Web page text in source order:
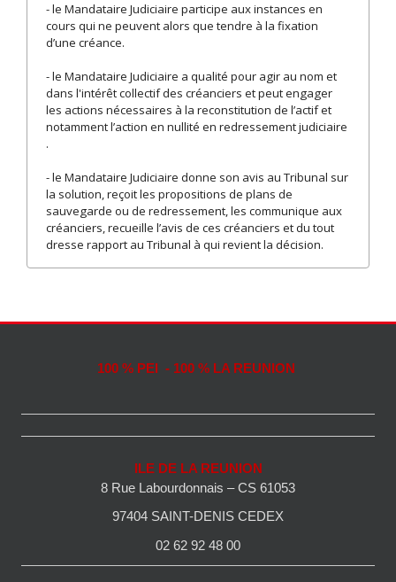
- le Mandataire Judiciaire participe aux instances en
cours qui ne peuvent alors que tendre à la fixation
d’une créance.
- le Mandataire Judiciaire a qualité pour agir au nom et
dans l'intérêt collectif des créanciers et peut engager
les actions nécessaires à la reconstitution de l’actif et
notamment l’action en nullité en redressement judiciaire
.
- le Mandataire Judiciaire donne son avis au Tribunal sur
la solution, reçoit les propositions de plans de
sauvegarde ou de redressement, les communique aux
créanciers, recueille l’avis de ces créanciers et du tout
dresse rapport au Tribunal à qui revient la décision.
100 % PEI - 100 % LA REUNION
ILE DE LA REUNION
8 Rue Labourdonnais – CS 61053
97404 SAINT-DENIS CEDEX
02 62 92 48 00